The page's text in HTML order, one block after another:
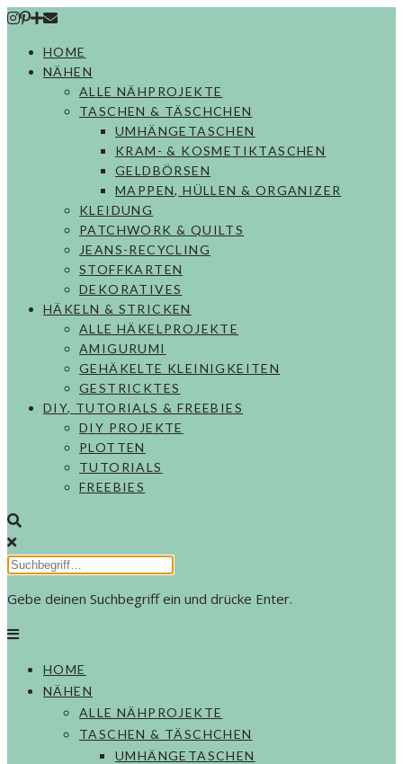
Skip
contentHOME
NÄHEN
ALLE NÄHPROJEKTE
TASCHEN & TÄSCHCHEN
UMHÄNGETASCHEN
KRAM- & KOSMETIKTASCHEN
GELDBÖRSEN
MAPPEN, HÜLLEN & ORGANIZER
KLEIDUNG
PATCHWORK & QUILTS
JEANS-RECYCLING
STOFFKARTEN
DEKORATIVES
HÄKELN & STRICKEN
ALLE HÄKELPROJEKTE
AMIGURUMI
GEHÄKELTE KLEINIGKEITEN
GESTRICKTES
DIY, TUTORIALS & FREEBIES
DIY PROJEKTE
PLOTTEN
TUTORIALS
FREEBIES
Gebe deinen Suchbegriff ein und drücke Enter.
HOME
NÄHEN
ALLE NÄHPROJEKTE
TASCHEN & TÄSCHCHEN
UMHÄNGETASCHEN